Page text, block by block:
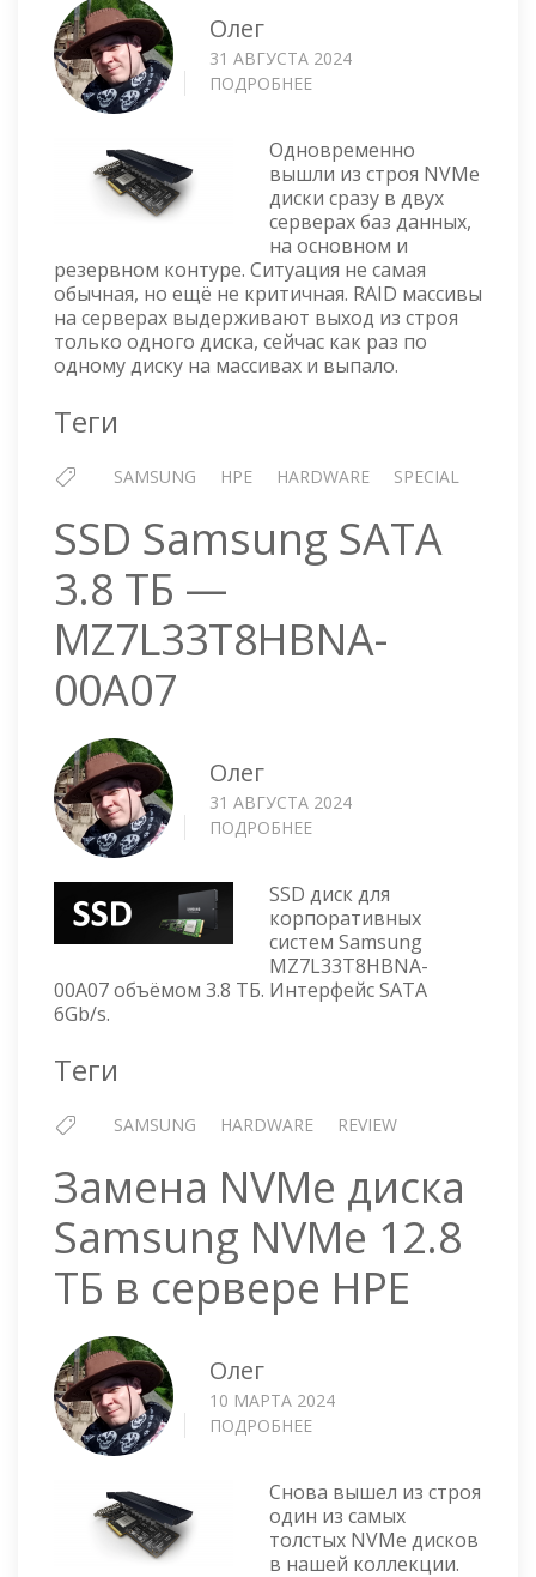
Олег
31 АВГУСТА 2024
ПОДРОБНЕЕ
СТРОЯ
ДИСКИ
СРАЗУ
В
ДВУХ
СЕРВЕРАХ
Одновременно
вышли из строя NVMe
диски сразу в двух
серверах баз данных,
на основном и
резервном контуре. Ситуация не самая
обычная, но ещё не критичная. RAID массивы
на серверах выдерживают выход из строя
только одного диска, сейчас как раз по
одному диску на массивах и выпало.
Теги
SAMSUNG HPE HARDWARE SPECIAL
SSD Samsung SATA
3.8 ТБ —
MZ7L33T8HBNA-
00A07
Олег
31 АВГУСТА 2024
ПОДРОБНЕЕ
SATA
3.8
ТБ
—
MZ7L33T8HBNA-
SSD диск для
корпоративных
систем Samsung
MZ7L33T8HBNA-
00A07 объёмом 3.8 ТБ. Интерфейс SATA
6Gb/s.
Теги
SAMSUNG HARDWARE REVIEW
Замена NVMe диска
Samsung NVMe 12.8
ТБ в сервере HPE
Олег
10 МАРТА 2024
ПОДРОБНЕЕ
ДИСКА
SAMSUNG
NVME
Снова вышел из строя
один из самых
толстых NVMe дисков
в нашей коллекции.